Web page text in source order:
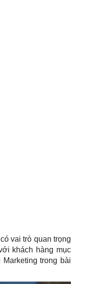
vai trò quan trọng
khách hàng mục
trong bài